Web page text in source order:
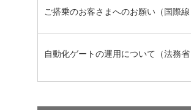
ご搭乗のお客さまへのお願い（国際
自動化ゲートの運用について（法務